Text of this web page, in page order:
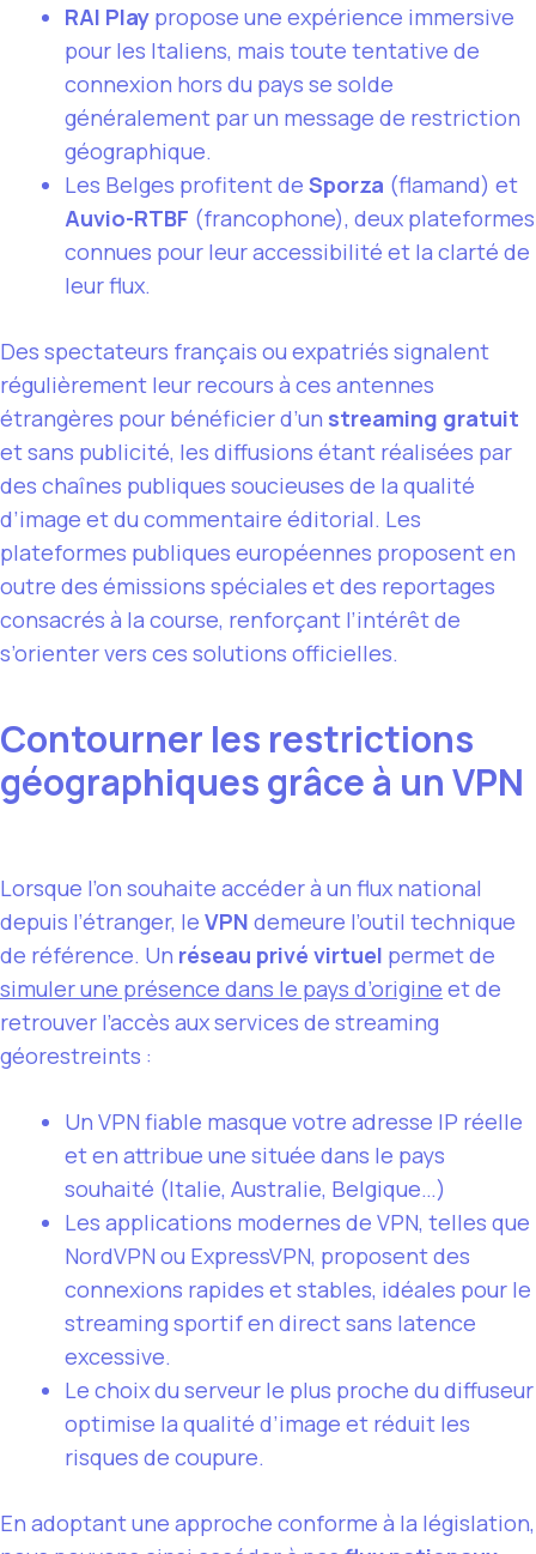
RAI Play propose une expérience immersive
pour les Italiens, mais toute tentative de
connexion hors du pays se solde
généralement par un message de restriction
géographique.
Les Belges profitent de Sporza (flamand) et
Auvio-RTBF (francophone), deux plateformes
connues pour leur accessibilité et la clarté de
leur flux.
Des spectateurs français ou expatriés signalent
régulièrement leur recours à ces antennes
étrangères pour bénéficier d’un streaming gratuit
et sans publicité, les diffusions étant réalisées par
des chaînes publiques soucieuses de la qualité
d’image et du commentaire éditorial. Les
plateformes publiques européennes proposent en
outre des émissions spéciales et des reportages
consacrés à la course, renforçant l’intérêt de
s’orienter vers ces solutions officielles.
Contourner les restrictions
géographiques grâce à un VPN
Lorsque l’on souhaite accéder à un flux national
depuis l’étranger, le VPN demeure l’outil technique
de référence. Un réseau privé virtuel permet de
simuler une présence dans le pays d’origine et de
retrouver l’accès aux services de streaming
géorestreints :
Un VPN fiable masque votre adresse IP réelle
et en attribue une située dans le pays
souhaité (Italie, Australie, Belgique…)
Les applications modernes de VPN, telles que
NordVPN ou ExpressVPN, proposent des
connexions rapides et stables, idéales pour le
streaming sportif en direct sans latence
excessive.
Le choix du serveur le plus proche du diffuseur
optimise la qualité d’image et réduit les
risques de coupure.
En adoptant une approche conforme à la législation,